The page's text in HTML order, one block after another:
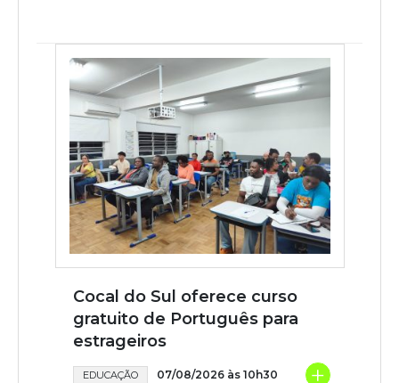
Cocal do Sul oferece curso
gratuito de Português para
estrageiros
EDUCAÇÃO 07/08/2026 às 10h30 +